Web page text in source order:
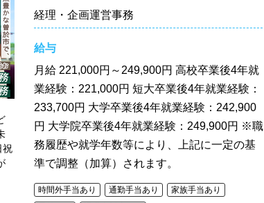
祝
経理・企画運営事務
給与
月給 221,000円～249,900円 高校卒業後4年就
業経験：221,000円 短大卒業後4年就業経験：
233,700円 大学卒業後4年就業経験：242,900
円 大学院卒業後4年就業経験：249,900円 ※職
務履歴や就学年数等により、上記に一定の基
準で調整（加算）されます。
時間外手当あり 通勤手当あり
家族手当あり